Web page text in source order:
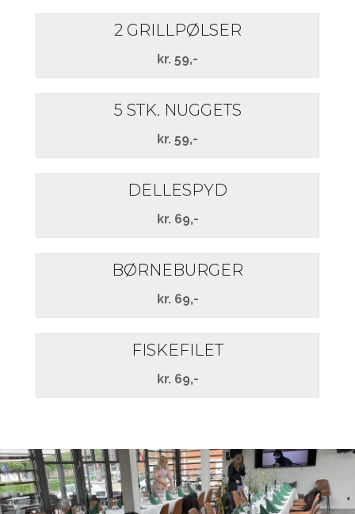
2 GRILLPØLSER
kr. 59,-
5 STK. NUGGETS
kr. 59,-
DELLESPYD
kr. 69,-
BØRNEBURGER
kr. 69,-
FISKEFILET
kr. 69,-